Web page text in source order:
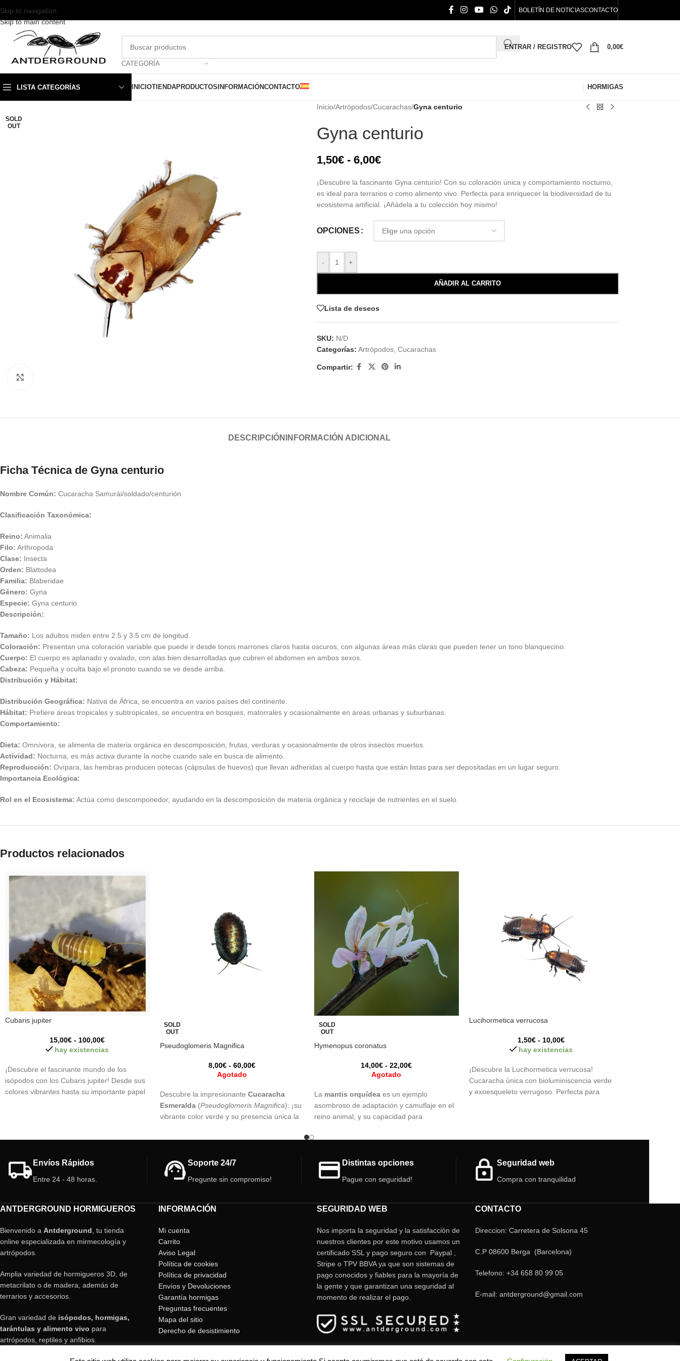
Skip to navigation
Skip to main content
BOLETÍN DE NOTICIASCONTACTO
CATEGORÍA
ENTRAR / REGISTRO 0,00€
LISTA CATEGORÍAS INICIOTIENDAPRODUCTOS INFORMACIÓNCONTACTO HORMIGAS
SOLD
OUT
Inicio/Artrópodos/Cucarachas/Gyna centurio
Gyna centurio
1,50€ - 6,00€
¡Descubre la fascinante Gyna centurio! Con su coloración única y comportamiento nocturno,
es ideal para terrarios o como alimento vivo. Perfecta para enriquecer la biodiversidad de tu
ecosistema artificial. ¡Añádela a tu colección hoy mismo!
OPCIONES
- +
AÑADIR AL CARRITO
Lista de deseos
SKU: N/D
Categorías: Artrópodos, Cucarachas
Compartir:
DESCRIPCIÓN INFORMACIÓN ADICIONAL
Ficha Técnica de Gyna centurio
Nombre Común: Cucaracha Samurái/soldado/centurión
Clasificación Taxonómica:
Reino: Animalia
Filo: Arthropoda
Clase: Insecta
Orden: Blattodea
Familia: Blaberidae
Género: Gyna
Especie: Gyna centurio
Descripción:
Tamaño: Los adultos miden entre 2.5 y 3.5 cm de longitud.
Coloración: Presentan una coloración variable que puede ir desde tonos marrones claros hasta oscuros, con algunas áreas más claras que pueden tener un tono blanquecino.
Cuerpo: El cuerpo es aplanado y ovalado, con alas bien desarrolladas que cubren el abdomen en ambos sexos.
Cabeza: Pequeña y oculta bajo el pronoto cuando se ve desde arriba.
Distribución y Hábitat:
Distribución Geográfica: Nativa de África, se encuentra en varios países del continente.
Hábitat: Prefiere áreas tropicales y subtropicales, se encuentra en bosques, matorrales y ocasionalmente en áreas urbanas y suburbanas.
Comportamiento:
Dieta: Omnívora, se alimenta de materia orgánica en descomposición, frutas, verduras y ocasionalmente de otros insectos muertos.
Actividad: Nocturna, es más activa durante la noche cuando sale en busca de alimento.
Reproducción: Ovípara, las hembras producen ootecas (cápsulas de huevos) que llevan adheridas al cuerpo hasta que están listas para ser depositadas en un lugar seguro.
Importancia Ecológica:
Rol en el Ecosistema: Actúa como descomponedor, ayudando en la descomposición de materia orgánica y reciclaje de nutrientes en el suelo.
Productos relacionados
Cubaris jupiter
15,00€ - 100,00€
hay existencias
¡Descubre el fascinante mundo de los
isópodos con los Cubaris jupiter! Desde sus
colores vibrantes hasta su importante papel
SOLD
OUT
Pseudoglomeris Magnifica
8,00€ - 60,00€
Agotado
Descubre la impresionante Cucaracha
Esmeralda(Pseudoglomeris Magnifica): ¡su
vibrante color verde y su presencia única la
cualquier entorno! ¡Obtén la tuya ahora!
SOLD
OUT
Hymenopus coronatus
14,00€ - 22,00€
Agotado
La mantis orquídea es un ejemplo
asombroso de adaptación y camuflaje en el
reino animal, y su capacidad para
ejemplo de la diversidad y complejidad de la
Precio por unidad.
Lucihormetica verrucosa
1,50€ - 10,00€
hay existencias
¡Descubre la Lucihormetica verrucosa!
Cucaracha única con bioluminiscencia verde
y exoesqueleto verrugoso. Perfecta para
Envíos Rápidos
Entre 24 - 48 horas.
Soporte 24/7
Pregunte sin compromiso!
Distintas opciones
Pague con seguridad!
Seguridad web
Compra con tranquilidad
ANTDERGROUND HORMIGUEROS
Bienvenido a Antderground , tu tienda
online especializada en mirmecología y
artrópodos.
Amplia variedad de hormigueros 3D, de
metacrilato o de madera, además de
terrarios y accesorios.
Gran variedad de isópodos, hormigas,
tarántulas y alimento vivo para
artrópodos, reptiles y anfibios.
INFORMACIÓN
Mi cuenta
Carrito
Aviso Legal
Política de cookies
Política de privacidad
Envíos y Devoluciones
Garantía hormigas
Preguntas frecuentes
Mapa del sitio
Derecho de desistimiento
SEGURIDAD WEB
Nos importa la seguridad y la satisfacción de
nuestros clientes por este motivo usamos un
certificado SSL y pago seguro con Paypal ,
Stripe o TPV BBVA ya que son sistemas de
pago conocidos y fiables para la mayoría de
la gente y que garantizan una seguridad al
momento de realizar el pago.
CONTACTO
Direccion: Carretera de Solsona 45
C.P 08600 Berga (Barcelona)
Telefono: +34 658 80 99 05
E-mail: antderground@gmail.com